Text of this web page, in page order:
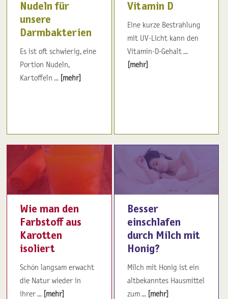
Nudeln für
unsere
Darmbakterien
Es ist oft schwierig, eine
Portion Nudeln,
Kartoffeln ... [mehr]
Vitamin D
Eine kurze Bestrahlung
mit UV-Licht kann den
Vitamin-D-Gehalt ...
[mehr]
Wie man den
Farbstoff aus
Karotten
isoliert
Schön langsam erwacht
die Natur wieder in
ihrer ... [mehr]
Besser
einschlafen
durch Milch mit
Honig?
Milch mit Honig ist ein
altbekanntes Hausmittel
zum ... [mehr]